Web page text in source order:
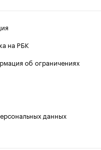
на РБК
об ограничениях
данных